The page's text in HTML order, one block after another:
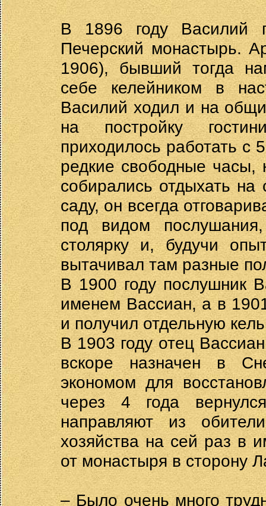
В 1896 году Василий
Печерский монастырь.
1906), бывший тогда
себе келейником в
Василий ходил и на
на постройку
приходилось работать с
редкие свободные часы,
собирались отдыхать
саду, он всегда
под видом
столярку и, будучи
вытачивал там разные
В 1900 году послушник
именем Вассиан, а в
и получил отдельную
В 1903 году отец
вскоре назначен в
экономом для
через 4 года
направляют из
хозяйства на сей раз в
от монастыря в сторону
– Было очень много